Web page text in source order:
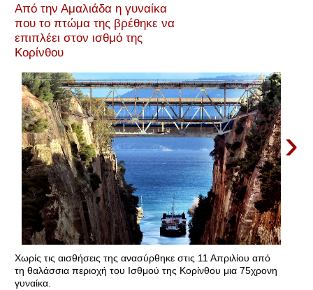
Από την Αμαλιάδα η γυναίκα
που το πτώμα της βρέθηκε να
επιπλέει στον ισθμό της
Κορίνθου
›
Χωρίς τις αισθήσεις της ανασύρθηκε στις 11 Απριλίου από
τη θαλάσσια περιοχή του Ισθμού της Κορίνθου μια 75χρονη
γυναίκα.